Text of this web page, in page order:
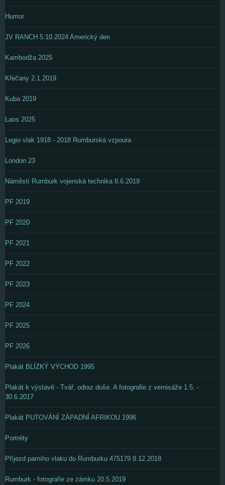
Humor
JV RANCH 5.10.2024 Americký den
Kambodža 2025
Křečany 2.1.2019
Kuba 2019
Laos 2025
Legio vlak 1918 - 2018 Rumburská vzpoura
London 23
Náměstí Rumburk vojenská technika 8.6.2019
PF 2019
PF 2020
PF 2021
PF 2022
PF 2023
PF 2024
PF 2025
PF 2026
Plakát BLÍZKÝ VÝCHOD 1995
Plakát k výstavě - Tvář, odraz duše. A fotografie z vernisáže 1.5. -
30.6.2017
Plakát PUTOVÁNÍ ZÁPADNÍ AFRIKOU 1996
Portréty
Příjezd parního vlaku do Rumburku 475179 8.12.2018
Rumburk - fotografie ze zámku 20.5.2019